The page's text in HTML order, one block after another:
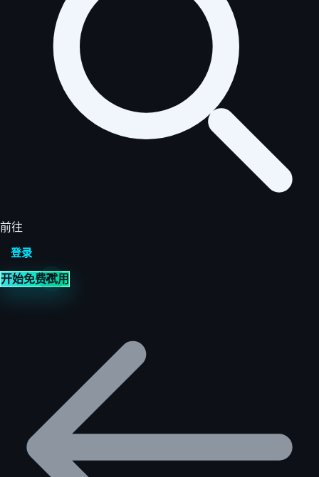
前往
登录
开始免费试用